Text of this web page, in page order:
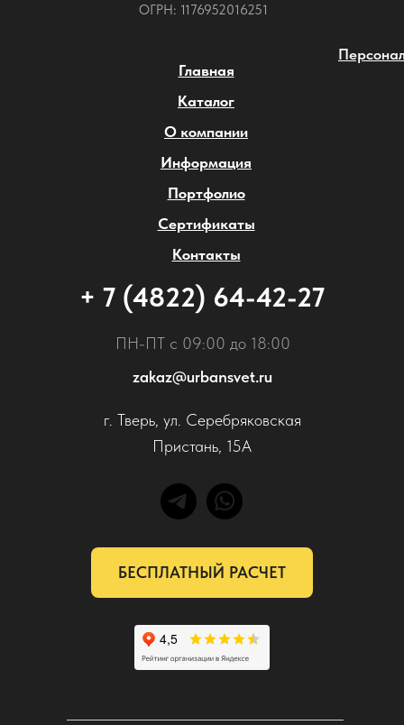
ОГРН: 1176952016251
Главная
Каталог
О компании
Информация
Портфолио
Сертификаты
Контакты
ПН-ПТ с 09:00 до 18:00
г. Тверь, ул. Серебряковская
Пристань, 15А
БЕСПЛАТНЫЙ РАСЧЕТ
+ 7 (4822) 64-42-27
zakaz@urbansvet.ru